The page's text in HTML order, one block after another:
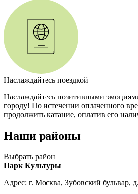
Наслаждайтесь поездкой
Наслаждайтесь позитивными
городу! По истечении оплаченного
продолжить катание, оплатив его
Наши районы
Выбрать район
Парк Культуры
Адрес: г. Москва, Зубовский бульвар,